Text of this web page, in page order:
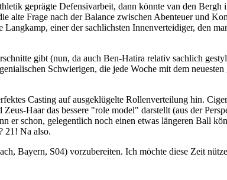
geprägte Defensivarbeit, dann könnte van den Bergh
alte Frage nach der Balance zwischen Abenteuer und
einer der sachlichsten Innenverteidiger, den
gibt (nun, da auch Ben-Hatira relativ sachlich
Schwierigen, die jede Woche mit dem
Casting auf ausgeklügelte Rollenverteilung hin.
Haar das bessere "role model" darstellt (aus der
er schon, gelegentlich noch einen etwas längeren Ball
21! Na also.
Bayern, S04) vorzubereiten. Ich möchte diese Zeit